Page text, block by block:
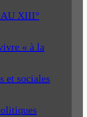
AU XIII°
« à la
et sociales